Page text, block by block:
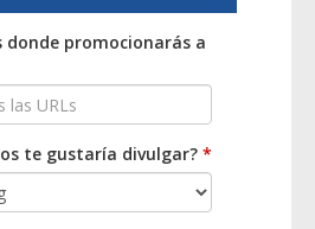
donde promocionarás a
te gustaría divulgar? *